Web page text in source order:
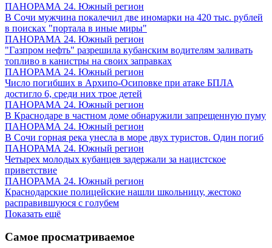
ПАНОРАМА 24. Южный регион
В Сочи мужчина покалечил две иномарки на 420 тыс. рублей
в поисках "портала в иные миры"
ПАНОРАМА 24. Южный регион
"Газпром нефть" разрешила кубанским водителям заливать
топливо в канистры на своих заправках
ПАНОРАМА 24. Южный регион
Число погибших в Архипо-Осиповке при атаке БПЛА
достигло 6, среди них трое детей
ПАНОРАМА 24. Южный регион
В Краснодаре в частном доме обнаружили запрещенную пуму
ПАНОРАМА 24. Южный регион
В Сочи горная река унесла в море двух туристов. Один погиб
ПАНОРАМА 24. Южный регион
Четырех молодых кубанцев задержали за нацистское
приветствие
ПАНОРАМА 24. Южный регион
Краснодарские полицейские нашли школьницу, жестоко
расправившуюся с голубем
Показать ещё
Самое просматриваемое